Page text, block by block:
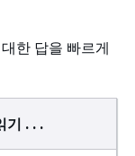
한 답을 빠르게
기 . . .